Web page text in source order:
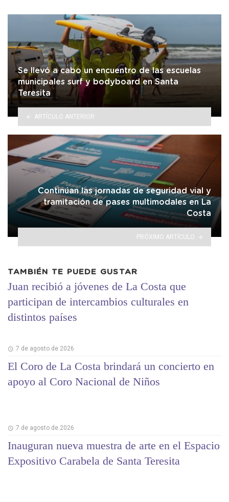
Se llevó a cabo un encuentro de las escuelas
municipales surf y bodyboard en Santa
Teresita
ARTÍCULO ANTERIOR
Continúan las jornadas de seguridad vial y
tramitación de pases multimodales en La
Costa
PRÓXIMO ARTÍCULO
TAMBIÉN TE PUEDE GUSTAR
Juan recibió a jóvenes de La Costa que
participan de intercambios culturales en
distintos países
7 de agosto de 2026
El Coro de La Costa brindará un concierto en
apoyo al Coro Nacional de Niños
7 de agosto de 2026
Inauguran nueva muestra de arte en el Espacio
Expositivo Carabela de Santa Teresita